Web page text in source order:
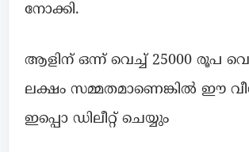
നോക്കി.
ആളിന് ഒന്ന് വെച്ച് 25000 രൂപ
ലക്ഷം സമ്മതമാണെങ്കിൽ ഈ
ഇപ്പൊ ഡിലീറ്റ് ചെയ്യും